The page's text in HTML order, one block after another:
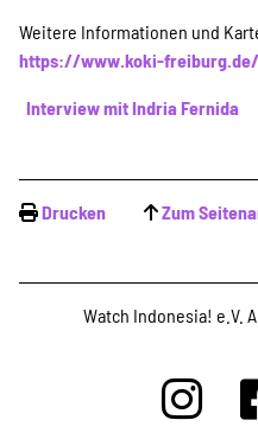
Weitere Informationen und
https://www.koki-
Interview mit Indria Fernida
Drucken Zum
Watch Indonesia! e.V.